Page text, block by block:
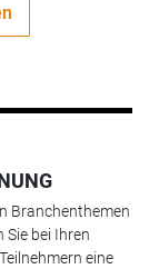
Branchenthemen
bei Ihren
eine